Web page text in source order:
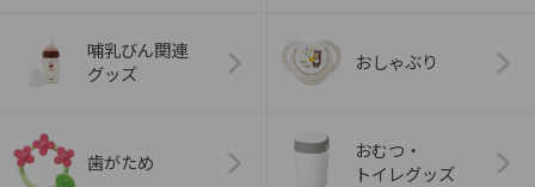
哺乳びん関連
グッズ
おしゃぶり
歯がため
おむつ・
トイレグッズ